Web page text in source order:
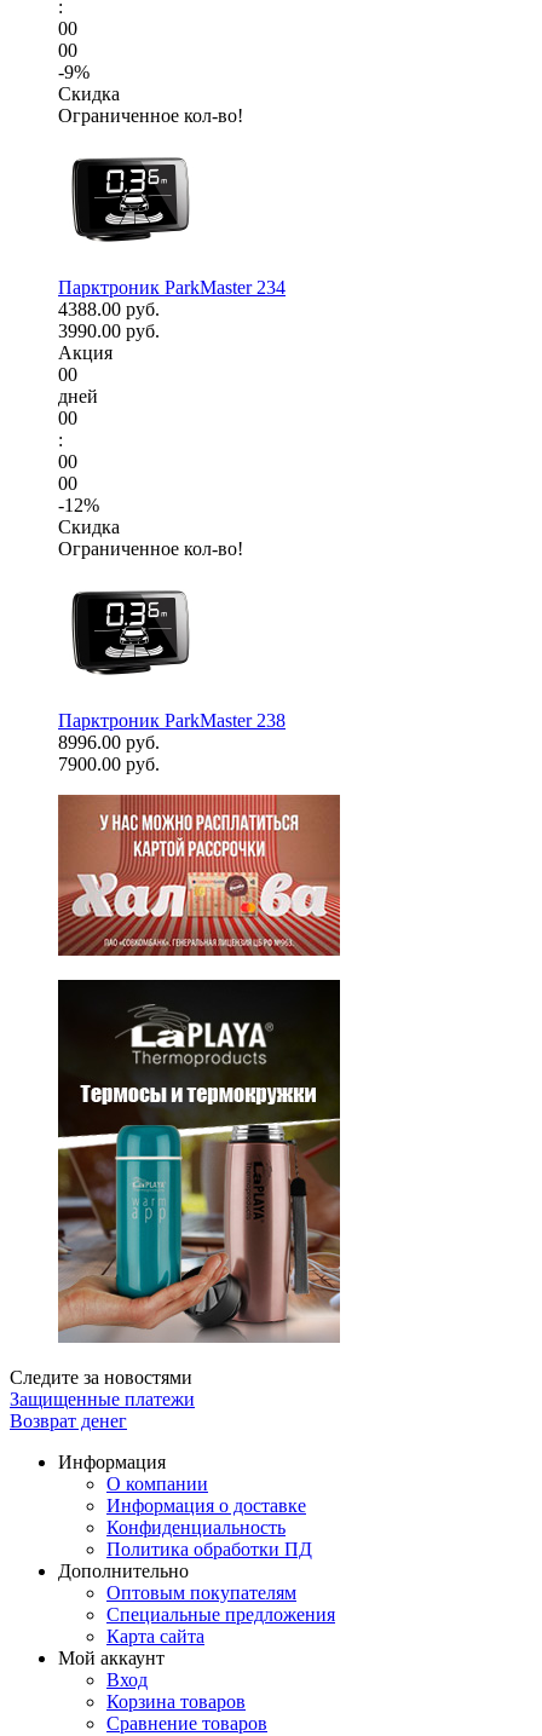
:
00
00
-9%
Скидка
Ограниченное кол-во!
Парктроник ParkMaster 234
4388.00 руб.
3990.00 руб.
Акция
00
дней
00
:
00
00
-12%
Скидка
Ограниченное кол-во!
Парктроник ParkMaster 238
8996.00 руб.
7900.00 руб.
Следите за новостями
Защищенные платежи
Возврат денег
Информация
О компании
Информация о доставке
Конфиденциальность
Политика обработки ПД
Дополнительно
Оптовым покупателям
Специальные предложения
Карта сайта
Мой аккаунт
Вход
Корзина товаров
Сравнение товаров